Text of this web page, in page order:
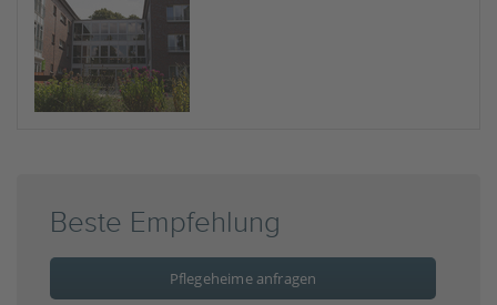
Beste Empfehlung
Pflegeheime anfragen